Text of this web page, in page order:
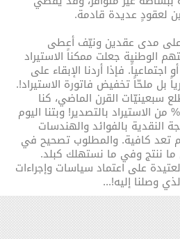
لعقودٍ عديدة قادمة.
على مدى عقدين ونيّف أعطى
الوطنية جعلت ممكناً الاستيراد
اجتماعياً. فإذا أردنا الإبقاء على
بل ملحّاً تخفيض فاتورة الاستيراد!.
سبعينيّات القرن الماضي، كنا
نغطّي ما بين 50% إلى 70% من الاستيراد بالتصدير! وبتنا اليوم
المعالجة النقدية بالفوائد والهندسات
تعد كافية. والمطلوب تصحيح في
ننتج وفي ما نستهلك كبلد.
على اعتماد سياسات وإجراءات
وصلنا إليه!...